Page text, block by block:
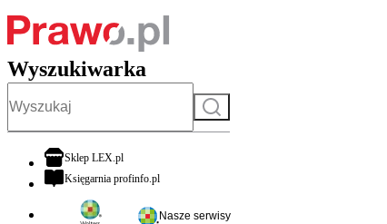
Wyszukiwarka
Szukaj
Sklep LEX.plotwiera się w nowej karcie
Księgarnia profinfo.plotwiera się w nowej karcie
Nasze serwisy